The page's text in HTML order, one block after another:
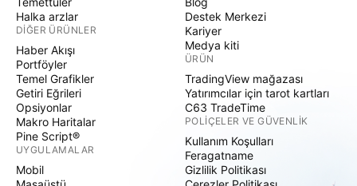
Halka arzlar
DIĞER ÜRÜNLER
Haber Akışı
Portföyler
Temel Grafikler
Getiri Eğrileri
Opsiyonlar
Makro Haritalar
Pine Script®
UYGULAMALAR
Mobil
Destek Merkezi
Kariyer
Medya kiti
ÜRÜN
TradingView mağazası
Yatırımcılar için tarot kartları
C63 TradeTime
POLIÇELER VE GÜVENLIK
Kullanım Koşulları
Feragatname
Gizlilik Politikası